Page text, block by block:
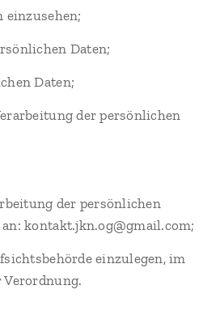
einzusehen;
Daten;
Daten;
der persönlichen
der persönlichen
kontakt.jkn.og@gmail.com;
einzulegen, im
Verordnung.